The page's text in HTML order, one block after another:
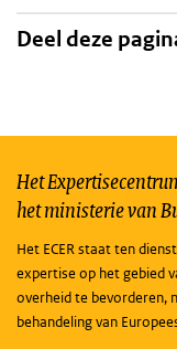
Deel deze
Het
het ministerie van
Het ECER staat ten
expertise op het gebied
overheid te bevorderen,
behandeling van